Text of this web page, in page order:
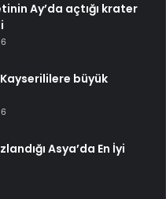
Ay’da açtığı krater
Kayserililere büyük
Asya’da En İyi